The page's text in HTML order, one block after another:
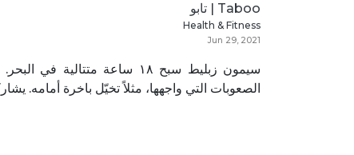
Taboo | تابو
Health & Fitness
Jun 29, 2021
سيمون زبليط سبح ١٨ ساعة
الصعوبات التي واجهها، مثلاً تخيّل باخرة أمامه.